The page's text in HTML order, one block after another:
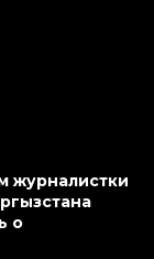
журналистки
о